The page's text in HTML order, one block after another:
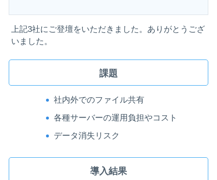
上記3社にご登壇をいただきました。ありがとうござ
いました。
課題
社内外でのファイル共有
各種サーバーの運用負担やコスト
データ消失リスク
導入結果